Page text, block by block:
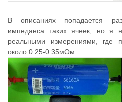
В описаниях попадается
импеданса таких ячеек, но я
реальными измерениями, где
около 0.25-0.35мОм.